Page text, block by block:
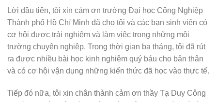
Lời đầu tiên, tôi xin cảm ơn trường Đại học Công Nghiệp
Thành phố Hồ Chí Minh đã cho tôi và các bạn sinh viên có
cơ hội được trải nghiệm và làm việc trong những môi
trường chuyên nghiệp. Trong thời gian ba tháng, tôi đã rút
ra được nhiều bài học kinh nghiệm quý báu cho bản thân
và có cơ hội vận dụng những kiến thức đã học vào thực tế.
Tiếp đó nữa, tôi xin chân thành cảm ơn thầy Tạ Duy Công